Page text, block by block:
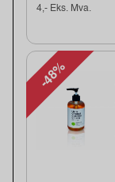
4,- Eks. Mva.
-48%